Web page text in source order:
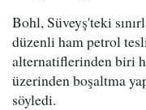
Bohl, Süveyş'teki
düzenli ham petrol
alternatiflerinden biri
üzerinden boşaltma
söyledi.